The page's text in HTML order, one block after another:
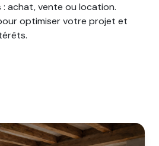
achat, vente ou location.
optimiser votre projet et